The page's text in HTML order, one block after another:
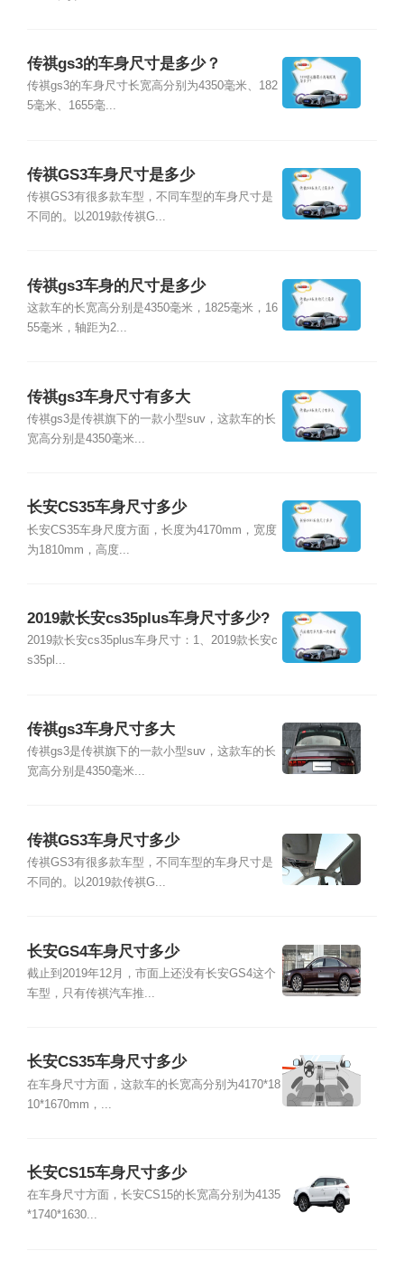
传祺gs3的车身尺寸是多少？
传祺gs3的车身尺寸长宽高分别为4350毫米、182
5毫米、1655毫...
传祺GS3车身尺寸是多少
传祺GS3有很多款车型，不同车型的车身尺寸是
不同的。以2019款传祺G...
传祺gs3车身的尺寸是多少
这款车的长宽高分别是4350毫米，1825毫米，16
55毫米，轴距为2...
传祺gs3车身尺寸有多大
传祺gs3是传祺旗下的一款小型suv，这款车的长
宽高分别是4350毫米...
长安CS35车身尺寸多少
长安CS35车身尺度方面，长度为4170mm，宽度
为1810mm，高度...
2019款长安cs35plus车身尺寸多少?
2019款长安cs35plus车身尺寸：1、2019款长安c
s35pl...
传祺gs3车身尺寸多大
传祺gs3是传祺旗下的一款小型suv，这款车的长
宽高分别是4350毫米...
传祺GS3车身尺寸多少
传祺GS3有很多款车型，不同车型的车身尺寸是
不同的。以2019款传祺G...
长安GS4车身尺寸多少
截止到2019年12月，市面上还没有长安GS4这个
车型，只有传祺汽车推...
长安CS35车身尺寸多少
在车身尺寸方面，这款车的长宽高分别为4170*18
10*1670mm，...
长安CS15车身尺寸多少
在车身尺寸方面，长安CS15的长宽高分别为4135
*1740*1630...